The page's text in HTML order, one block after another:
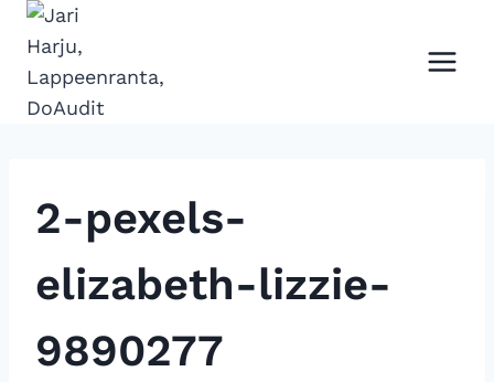
Siirry
sisältöön
2-pexels-
elizabeth-lizzie-
9890277